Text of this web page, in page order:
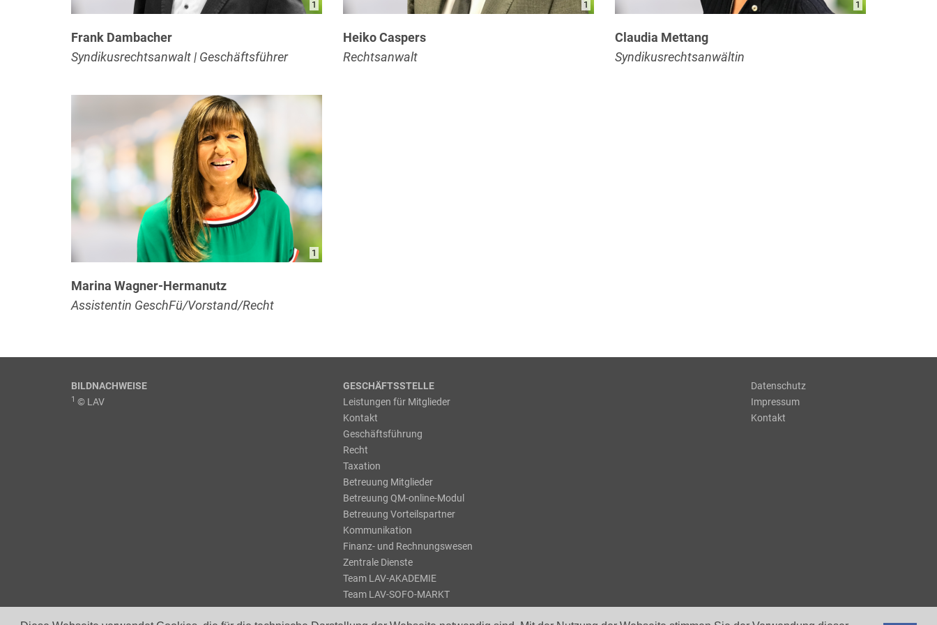
1
Frank Dambacher
Syndikusrechtsanwalt | Geschäftsführer
1
Heiko Caspers
Rechtsanwalt
1
Claudia Mettang
Syndikusrechtsanwältin
1
Marina Wagner-Hermanutz
Assistentin GeschFü/Vorstand/Recht
BILDNACHWEISE
1 © LAV
GESCHÄFTSSTELLE
Leistungen für Mitglieder
Kontakt
Geschäftsführung
Recht
Taxation
Betreuung Mitglieder
Betreuung QM-online-Modul
Betreuung Vorteilspartner
Kommunikation
Finanz- und Rechnungswesen
Zentrale Dienste
Team LAV-AKADEMIE
Team LAV-SOFO-MARKT
Team HILFSWERK
Datenschutz
Impressum
Kontakt